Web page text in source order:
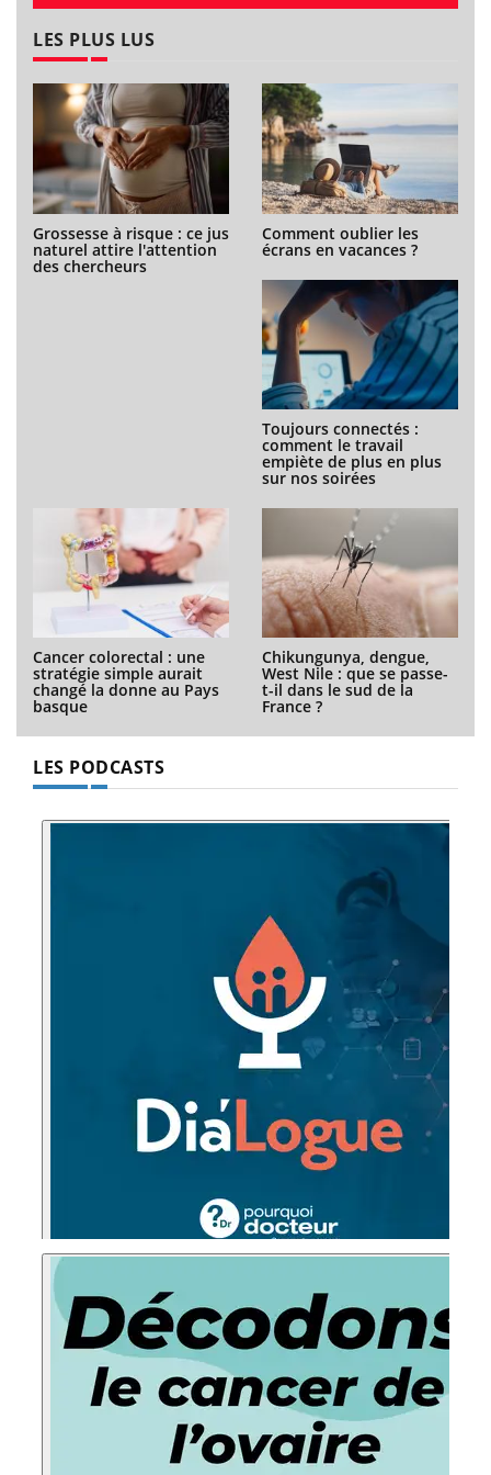
LES PLUS LUS
Grossesse à risque : ce jus
naturel attire l'attention
des chercheurs
Comment oublier les
écrans en vacances ?
Toujours connectés :
comment le travail
empiète de plus en plus
sur nos soirées
Cancer colorectal : une
stratégie simple aurait
changé la donne au Pays
basque
Chikungunya, dengue,
West Nile : que se passe-
t-il dans le sud de la
France ?
LES PODCASTS